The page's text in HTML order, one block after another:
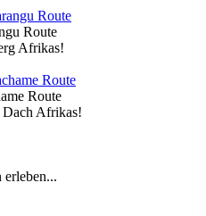
Route
Afrikas!
Route
Dach Afrikas!